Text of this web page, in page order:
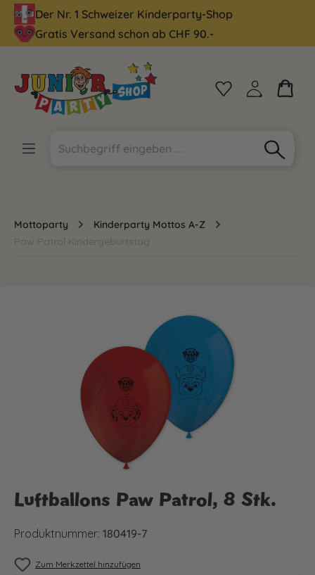
springen
Der Nr. 1 Schweizer Kinderparty-Shop
Gratis Versand schon ab CHF 90.-
Mottoparty
Kinderparty Mottos A-Z
Paw Patrol Kindergeburtstag
Luftballons Paw Patrol, 8 Stk.
Produktnummer: 180419-7
Zum Merkzettel hinzufügen